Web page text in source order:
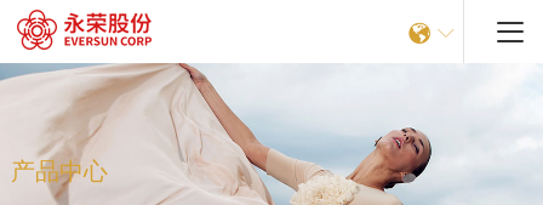
 
产品中心